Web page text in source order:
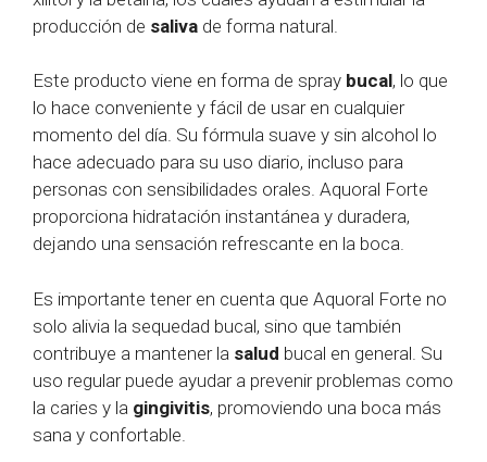
producción de saliva de forma natural.
Este producto viene en forma de spray bucal, lo que
lo hace conveniente y fácil de usar en cualquier
momento del día. Su fórmula suave y sin alcohol lo
hace adecuado para su uso diario, incluso para
personas con sensibilidades orales. Aquoral Forte
proporciona hidratación instantánea y duradera,
dejando una sensación refrescante en la boca.
Es importante tener en cuenta que Aquoral Forte no
solo alivia la sequedad bucal, sino que también
contribuye a mantener la salud bucal en general. Su
uso regular puede ayudar a prevenir problemas como
la caries y la gingivitis, promoviendo una boca más
sana y confortable.